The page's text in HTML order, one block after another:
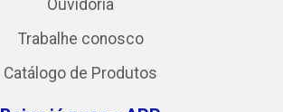
Ouvidoria
Trabalhe conosco
Catálogo de Produtos